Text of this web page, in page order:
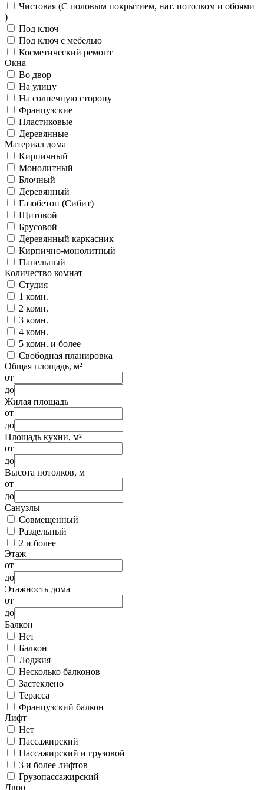
Чистовая (С половым покрытием, нат. потолком и обоями
)
Под ключ
Под ключ с мебелью
Косметический ремонт
Окна
Во двор
На улицу
На солнечную сторону
Французские
Пластиковые
Деревянные
Материал дома
Кирпичный
Монолитный
Блочный
Деревянный
Газобетон (Сибит)
Щитовой
Брусовой
Деревянный каркасник
Кирпично-монолитный
Панельный
Количество комнат
Студия
1 комн.
2 комн.
3 комн.
4 комн.
5 комн. и более
Свободная планировка
Общая площадь, м²
от
до
Жилая площадь
от
до
Площадь кухни, м²
от
до
Высота потолков, м
от
до
Санузлы
Совмещенный
Раздельный
2 и более
Этаж
от
до
Этажность дома
от
до
Балкон
Нет
Балкон
Лоджия
Несколько балконов
Застеклено
Терасса
Французский балкон
Лифт
Нет
Пассажирский
Пассажирский и грузовой
3 и более лифтов
Грузопассажирский
Двор